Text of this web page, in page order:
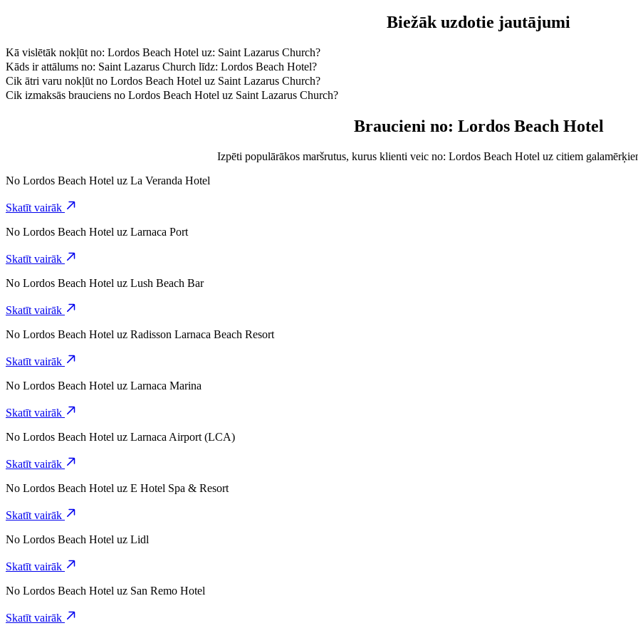
Biežāk uzdotie jautājumi
Kā vislētāk nokļūt no: Lordos Beach Hotel uz: Saint Lazarus Church?
Visizdevīgāk no: Lordos Beach Hotel uz: Saint Lazarus Church varēsi nokļūt, izvēloties: 4-Seater, un tas Tev izmaksās aptuveni 23,00 €
Kāds ir attālums no: Saint Lazarus Church līdz: Lordos Beach Hotel?
Saint Lazarus Church ir aptuveni 12,7 km attālumā no Lordos Beach Hotel.
Cik ātri varu nokļūt no Lordos Beach Hotel uz Saint Lazarus Church?
Braucot no Lordos Beach Hotel uz Saint Lazarus Church un braucienu veicot ar 4-Seater, ceļā pavadīsi aptuveni 15 min.
Cik izmaksās brauciens no Lordos Beach Hotel uz Saint Lazarus Church?
Braucieni no: Lordos Beach Hotel
Izpēti populārākos maršrutus, kurus klienti veic no: Lordos Beach Hotel uz citiem
No Lordos Beach Hotel uz La Veranda Hotel
Skatīt vairāk
No Lordos Beach Hotel uz Larnaca Port
Skatīt vairāk
No Lordos Beach Hotel uz Lush Beach Bar
Skatīt vairāk
No Lordos Beach Hotel uz Radisson Larnaca Beach Resort
Skatīt vairāk
No Lordos Beach Hotel uz Larnaca Marina
Skatīt vairāk
No Lordos Beach Hotel uz Larnaca Airport (LCA)
Skatīt vairāk
No Lordos Beach Hotel uz E Hotel Spa & Resort
Skatīt vairāk
No Lordos Beach Hotel uz Lidl
Skatīt vairāk
No Lordos Beach Hotel uz San Remo Hotel
Skatīt vairāk